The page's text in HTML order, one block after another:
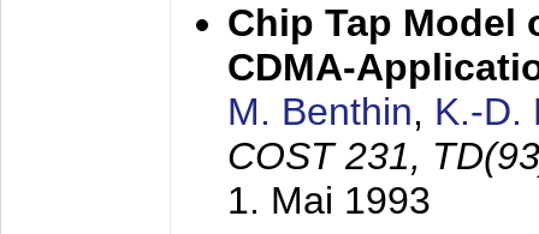
Chip Tap Model
CDMA-
M. Benthin, K.-D.
COST 231,
1. Mai 1993